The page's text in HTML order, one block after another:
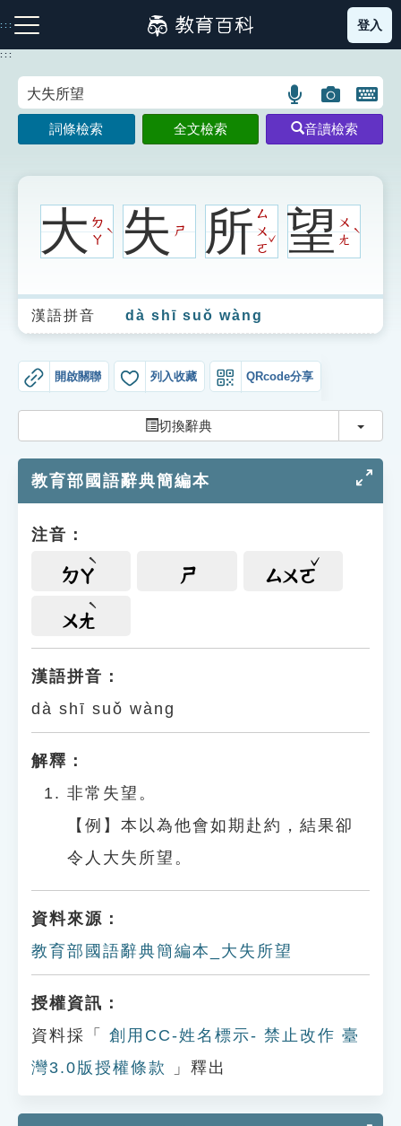
到
主
:::
注音索引圖示 筆畫索引圖示 部首索引表圖示
生字詞彙表
成語故事
索引選單
單字索引
遊戲專區
教學應用
貓頭鷹博士
登入
:::
語
言
搜
示
圖
片
搜
示
開
鍵
圖
詞條檢索 全文檢索 音讀檢索
大ㄉ
ㄚ
ˋ 失ㄕ 所ㄙ
ㄨ
ㄛ
ˇ望ㄨ
ㄤ
ˋ
漢語拼音 dà shī suǒ wàng
開啟關聯 列入收藏 QRcode分享
切換辭典 切換
教育部國語辭典簡編本
注音：
ㄉㄚ ㄕ ㄙㄨㄛ
ㄨㄤ
漢語拼音：
dà shī suǒ wàng
解釋：
非常失望。
【例】本以為他會如期赴約，結果卻
令人大失所望。
資料來源：
教育部國語辭典簡編本_大失所望
授權資訊：
資料採「
創用CC-姓名標示- 禁止改作 臺
灣3.0版授權條款
」釋出